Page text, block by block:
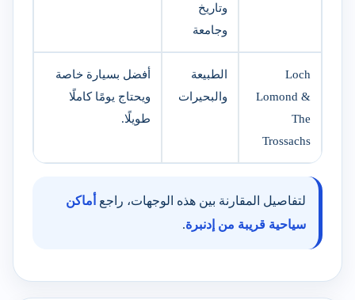
وتاريخ
وجامعة
Loch
Lomond &
The
Trossachs
الطبيعة
والبحيرات
أفضل بسيارة خاصة
ويحتاج يومًا كاملًا
طويلًا.
لتفاصيل المقارنة بين هذه الوجهات، راجع أماكن
سياحية قريبة من إدنبرة.